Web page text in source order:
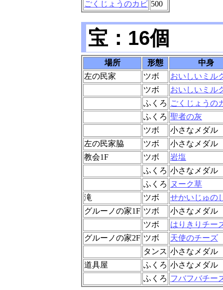
ごくじょうのカビ 500
宝：16個
場所 形態
中身
左の民家
ツボ
おいしいミル
ツボ
おいしいミル
ふくろ ごくじょうの
ふくろ 聖者の灰
ツボ
小さなメダル
左の民家脇
ツボ
小さなメダル
教会1F
ツボ
岩塩
ふくろ 小さなメダル
ふくろ
ヌーク草
滝
ツボ
せかいじゅの
グルーノの家1F ツボ
小さなメダル
ツボ
はりきりチー
グルーノの家2F ツボ
天使のチーズ
タンス 小さなメダル
道具屋
ふくろ 小さなメダル
ふくろ フバフバチー